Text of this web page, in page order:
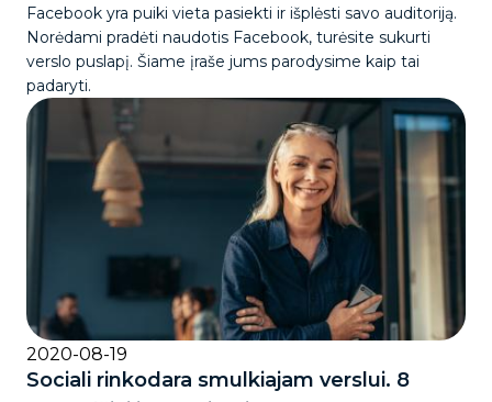
Facebook yra puiki vieta pasiekti ir išplėsti savo auditoriją.
Norėdami pradėti naudotis Facebook, turėsite sukurti
verslo puslapį. Šiame įraše jums parodysime kaip tai
padaryti.
2020-08-19
Sociali rinkodara smulkiajam verslui. 8